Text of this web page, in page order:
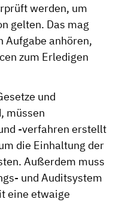
werden, um
gelten. Das mag
Aufgabe anhören,
zum Erledigen
und
müssen
-verfahren erstellt
die Einhaltung der
Außerdem muss
und Auditsystem
eine etwaige